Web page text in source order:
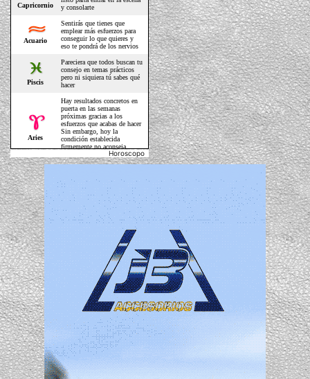
Horoscopo